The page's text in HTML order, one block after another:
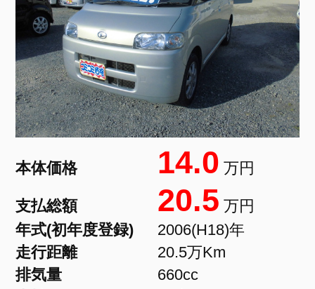
本体価格 14.0 万円
支払総額 20.5 万円
年式(初年度登録)
2006(H18)年
走行距離
20.5万Km
排気量
660cc